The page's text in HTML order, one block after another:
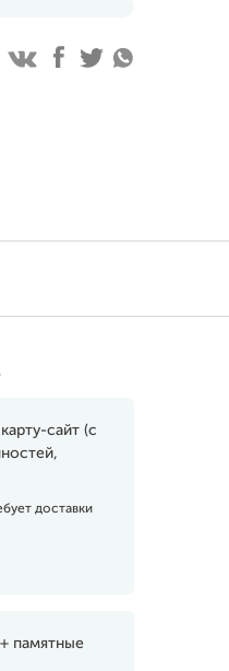
сайт (с
доставки
памятные